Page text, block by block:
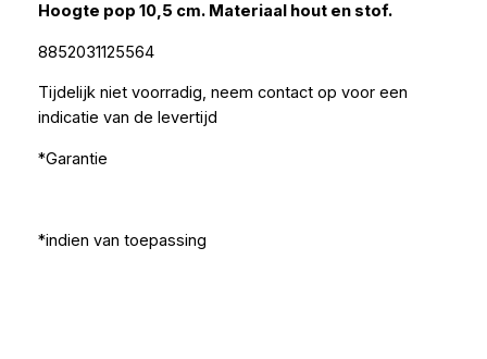
Hoogte pop 10,5 cm. Materiaal hout en stof.
8852031125564
Tijdelijk niet voorradig, neem contact op voor een
indicatie van de levertijd
*Garantie
*indien van toepassing